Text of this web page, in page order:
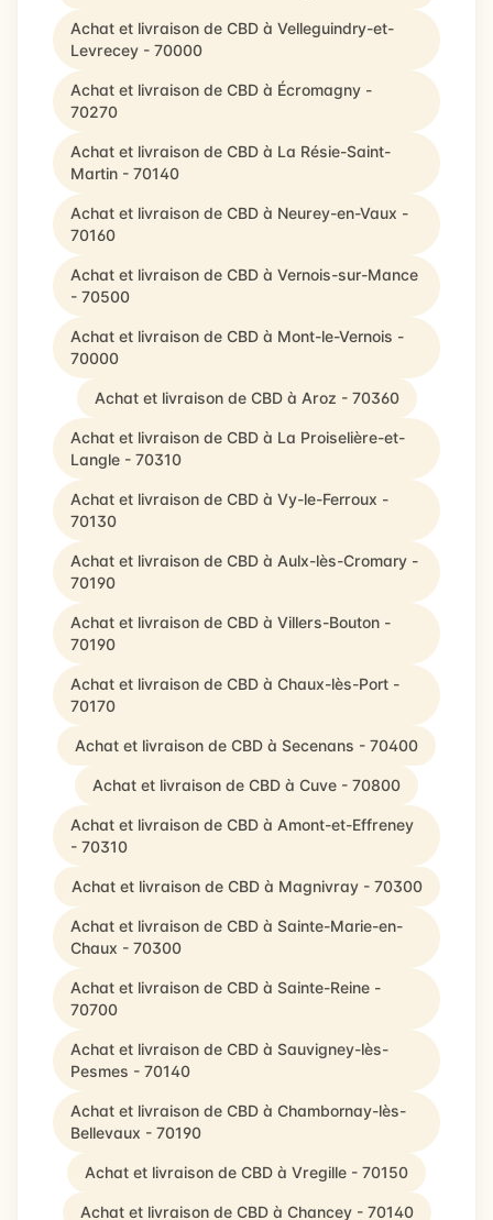
Achat et livraison de CBD à Velleguindry-et-
Levrecey - 70000
Achat et livraison de CBD à Écromagny -
70270
Achat et livraison de CBD à La Résie-Saint-
Martin - 70140
Achat et livraison de CBD à Neurey-en-Vaux -
70160
Achat et livraison de CBD à Vernois-sur-Mance
- 70500
Achat et livraison de CBD à Mont-le-Vernois -
70000
Achat et livraison de CBD à Aroz - 70360
Achat et livraison de CBD à La Proiselière-et-
Langle - 70310
Achat et livraison de CBD à Vy-le-Ferroux -
70130
Achat et livraison de CBD à Aulx-lès-Cromary -
70190
Achat et livraison de CBD à Villers-Bouton -
70190
Achat et livraison de CBD à Chaux-lès-Port -
70170
Achat et livraison de CBD à Secenans - 70400
Achat et livraison de CBD à Cuve - 70800
Achat et livraison de CBD à Amont-et-Effreney
- 70310
Achat et livraison de CBD à Magnivray - 70300
Achat et livraison de CBD à Sainte-Marie-en-
Chaux - 70300
Achat et livraison de CBD à Sainte-Reine -
70700
Achat et livraison de CBD à Sauvigney-lès-
Pesmes - 70140
Achat et livraison de CBD à Chambornay-lès-
Bellevaux - 70190
Achat et livraison de CBD à Vregille - 70150
Achat et livraison de CBD à Chancey - 70140